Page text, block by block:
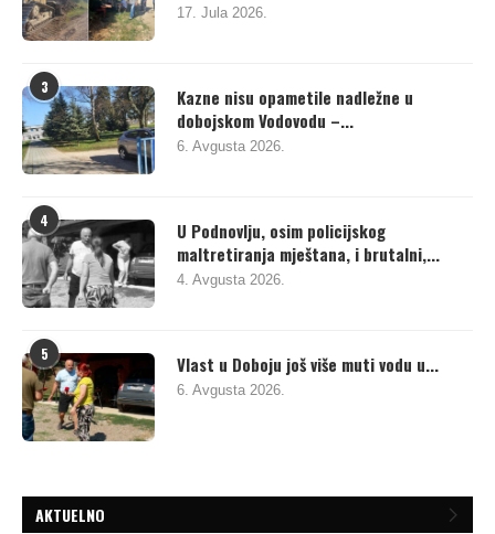
17. Jula 2026.
3
Kazne nisu opametile nadležne u
dobojskom Vodovodu –...
6. Avgusta 2026.
4
U Podnovlju, osim policijskog
maltretiranja mještana, i brutalni,...
4. Avgusta 2026.
5 Vlast u Doboju još više muti vodu u...
6. Avgusta 2026.
AKTUELNO